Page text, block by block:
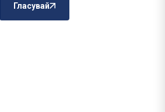
Гласувай